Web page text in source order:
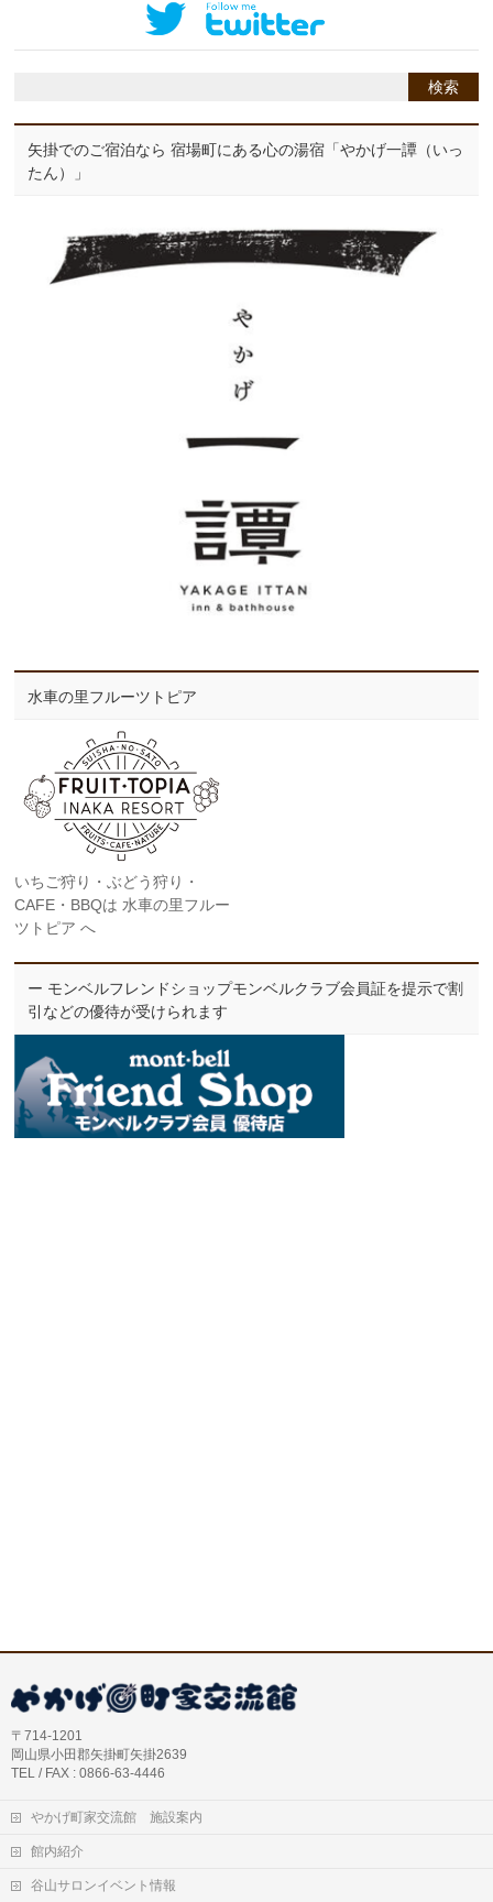
矢掛でのご宿泊なら 宿場町にある心の湯宿「やかげ一譚（いっ
たん）」
水車の里フルーツトピア
いちご狩り・ぶどう狩り・
CAFE・BBQは 水車の里フルー
ツトピア へ
ー モンベルフレンドショップモンベルクラブ会員証を提示で割
引などの優待が受けられます
〒714-1201
岡山県小田郡矢掛町矢掛2639
TEL / FAX : 0866-63-4446
やかげ町家交流館 施設案内
館内紹介
谷山サロンイベント情報